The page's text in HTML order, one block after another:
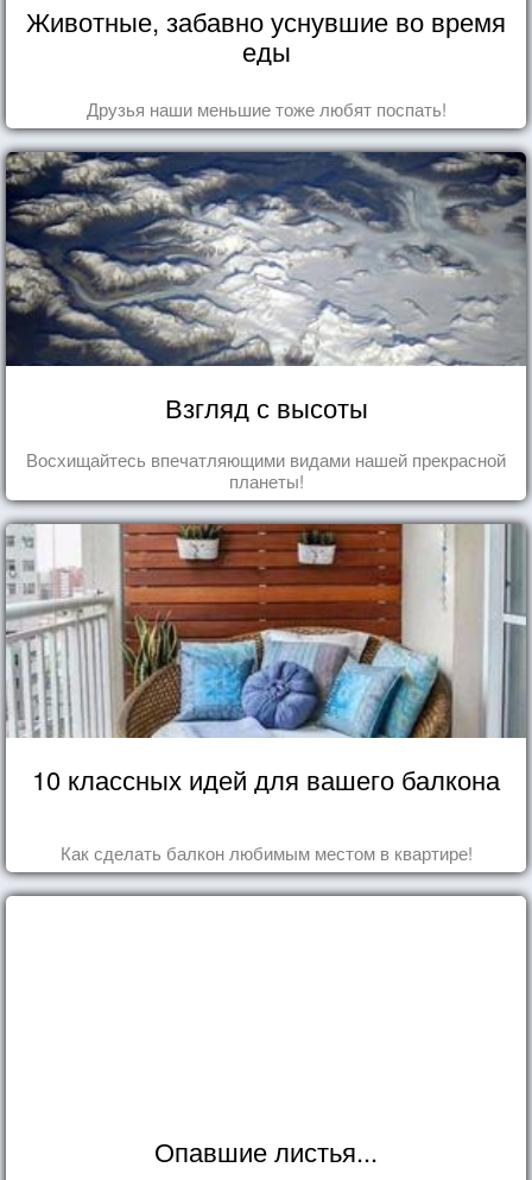
Животные, забавно уснувшие во время
еды
Друзья наши меньшие тоже любят поспать!
Взгляд с высоты
Восхищайтесь впечатляющими видами нашей прекрасной
планеты!
10 классных идей для вашего балкона
Как сделать балкон любимым местом в квартире!
Опавшие листья...